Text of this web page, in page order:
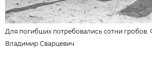
Для погибших потребовались сотни
Владимир Сварцевич